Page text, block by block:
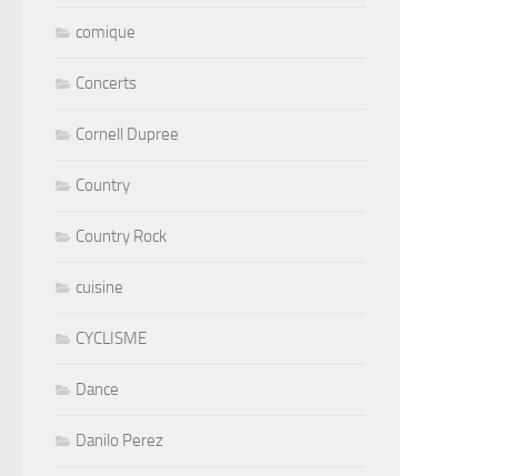
comique
Concerts
Cornell Dupree
Country
Country Rock
cuisine
CYCLISME
Dance
Danilo Perez